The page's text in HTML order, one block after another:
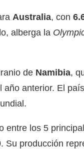
Australia, con
alberga la
de Namibia,
año anterior. El
entre los 5
Su producción